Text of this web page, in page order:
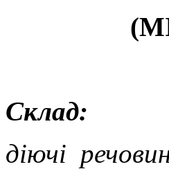
Склад:
діючі